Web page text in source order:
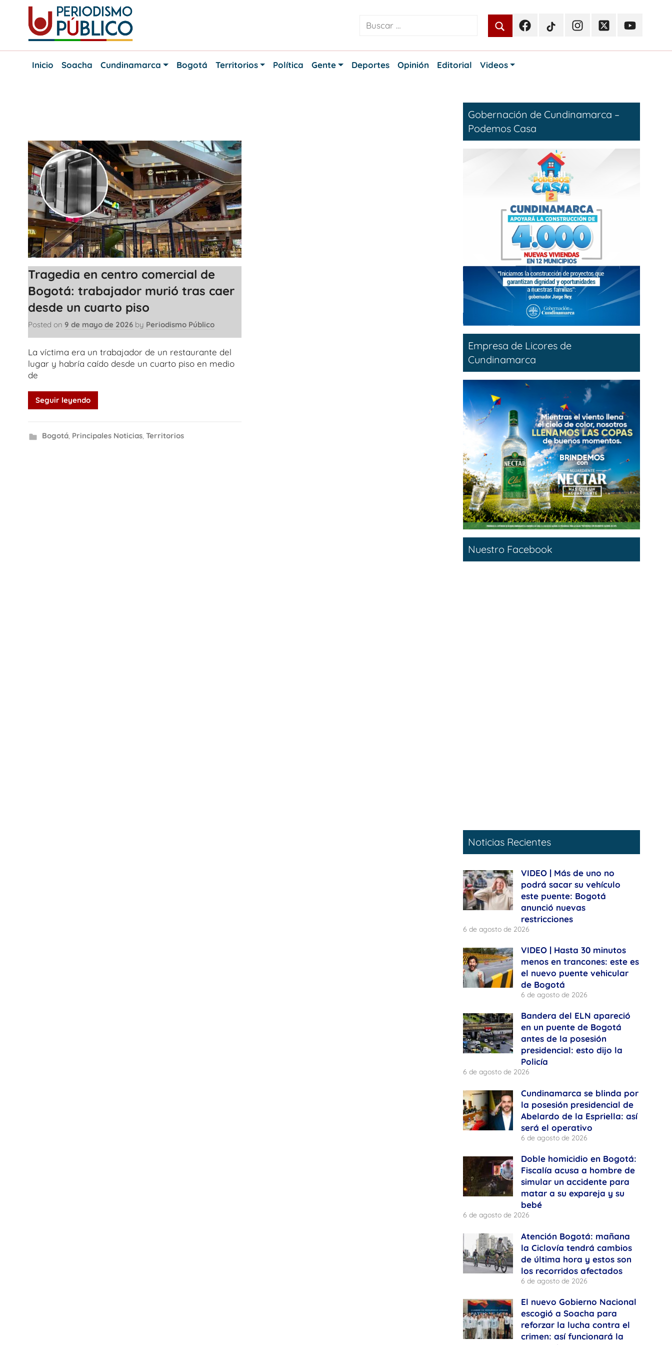
content
Periodismo
Noticias
FacebookTikTokInstagramTwitterYoutube
Inicio
Soacha Cundinamarca Bogotá Territorios Política Gente Deportes Opinión Editorial Videos
Tragedia en centro comercial de
Bogotá: trabajador murió tras caer
desde un cuarto piso
Posted on 9 de mayo de 2026 by Periodismo Público
La víctima era un trabajador de un restaurante del
lugar y habría caído desde un cuarto piso en medio
de
Seguir leyendo
Bogotá, Principales Noticias, Territorios
Gobernación de Cundinamarca –
Podemos Casa
Empresa de Licores de
Cundinamarca
Nuestro Facebook
Noticias Recientes
VIDEO | Más de uno no
podrá sacar su vehículo
este puente: Bogotá
anunció nuevas
restricciones
6 de agosto de 2026
VIDEO | Hasta 30 minutos
menos en trancones: este es
el nuevo puente vehicular
de Bogotá
6 de agosto de 2026
Bandera del ELN apareció
en un puente de Bogotá
antes de la posesión
presidencial: esto dijo la
Policía
6 de agosto de 2026
Cundinamarca se blinda por
la posesión presidencial de
Abelardo de la Espriella: así
será el operativo
6 de agosto de 2026
Doble homicidio en Bogotá:
Fiscalía acusa a hombre de
simular un accidente para
matar a su expareja y su
bebé
6 de agosto de 2026
Atención Bogotá: mañana
la Ciclovía tendrá cambios
de última hora y estos son
los recorridos afectados
6 de agosto de 2026
El nuevo Gobierno Nacional
escogió a Soacha para
reforzar la lucha contra el
crimen: así funcionará la